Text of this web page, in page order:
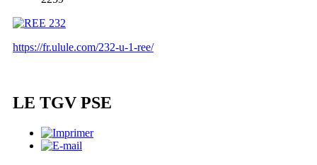
https://fr.ulule.com/232-u-1-ree/
LE TGV PSE